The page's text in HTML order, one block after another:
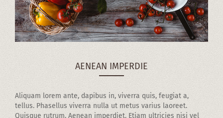
AENEAN IMPERDIE
Aliquam lorem ante, dapibus in, viverra quis, feugiat a,
tellus. Phasellus viverra nulla ut metus varius laoreet.
Quisque rutrum. Aenean imperdiet. Etiam ultricies nisi vel